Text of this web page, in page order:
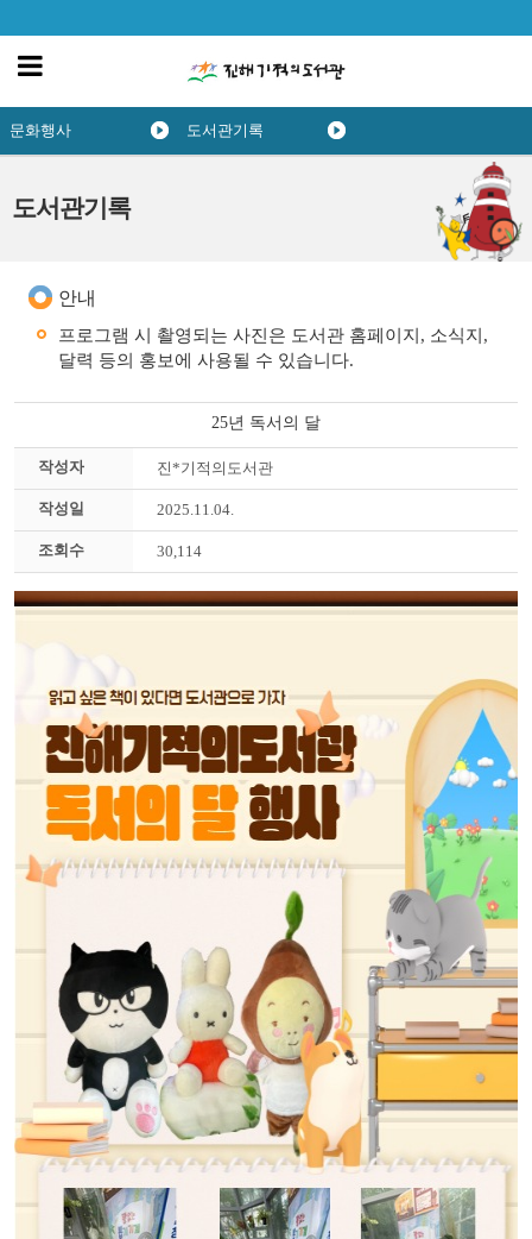
도서관기록
문화행사 도서관기록
안내
프로그램 시 촬영되는 사진은 도서관 홈페이지, 소식지,
달력 등의 홍보에 사용될 수 있습니다.
25년 독서의 달
작성자 진*기적의도서관
작성일 2025.11.04.
조회수 30,114